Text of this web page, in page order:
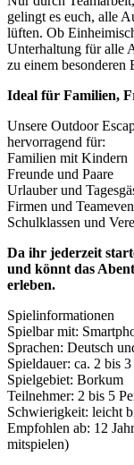
gelingt es euch, alle
lüften. Ob
Unterhaltung für alle
zu einem besonderen
Ideal für Familien,
Unsere Outdoor
hervorragend für:
Familien mit Kindern
Freunde und Paare
Urlauber und
Firmen und
Schulklassen und
Da ihr jederzeit
und könnt das
erleben.
Spielinformationen
Spielbar mit:
Sprachen: Deutsch
Spieldauer: ca. 2 bis
Spielgebiet: Borkum
Teilnehmer: 2 bis 5
Schwierigkeit: leicht
Empfohlen ab: 12
mitspielen)